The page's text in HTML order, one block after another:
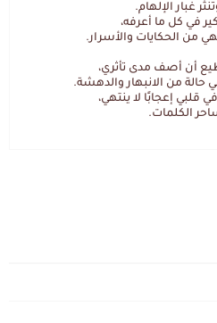
غبار الإلهام.
في كل ما أعرفه،
من الحكايات والأسرار.
أن أصف مدى تأثري،
من الانبهار والدهشة.
قلبي إعجابًا لا ينتهي،
الكلمات.